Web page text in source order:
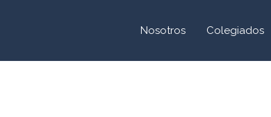
Nosotros Colegiados